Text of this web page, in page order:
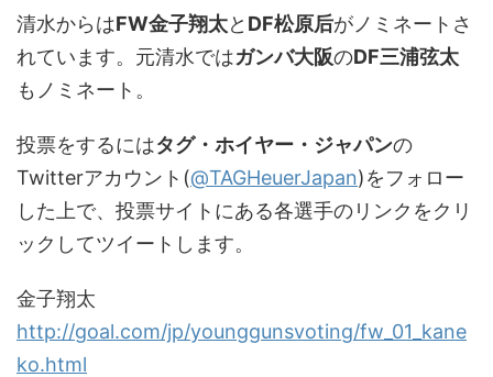
清水からはFW金子翔太と DF松原后がノミネートさ
れています。元清水ではガンバ大阪のDF三浦弦太
もノミネート。
投票をするにはタグ・ホイヤー・ジャパンの
Twitterアカウント(@TAGHeuerJapan)をフォロー
した上で、投票サイトにある各選手のリンクをクリ
ックしてツイートします。
金子翔太
http://goal.com/jp/younggunsvoting/fw_01_kane
ko.html